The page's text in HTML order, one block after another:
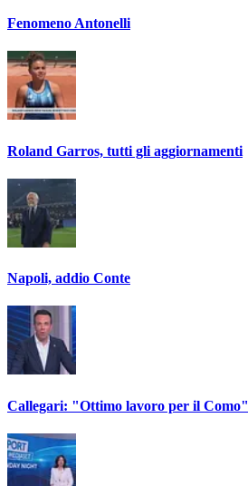
Fenomeno Antonelli
Roland Garros, tutti gli aggiornamenti
Napoli, addio Conte
Callegari: "Ottimo lavoro per il Como"